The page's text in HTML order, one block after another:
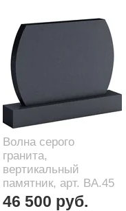
Волна серого
гранита,
вертикальный
памятник, арт. BA.45
46 500 руб.